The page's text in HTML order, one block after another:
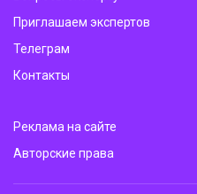
Приглашаем экспертов
Телеграм
Контакты
Реклама на сайте
Авторские права